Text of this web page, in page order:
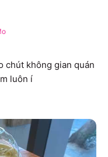
chút không gian quán
luôn í